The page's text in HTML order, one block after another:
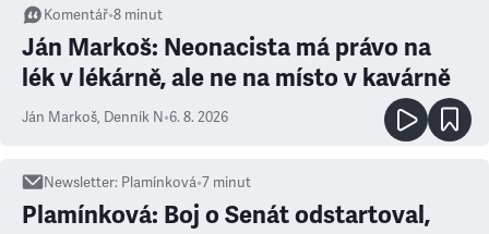
Komentář•8 minut
Ján Markoš: Neonacista má právo na
lék v lékárně, ale ne na místo v kavárně
Ján Markoš, Denník N•6. 8. 2026
Newsletter: Plamínková•7 minut
Plamínková: Boj o Senát odstartoval,